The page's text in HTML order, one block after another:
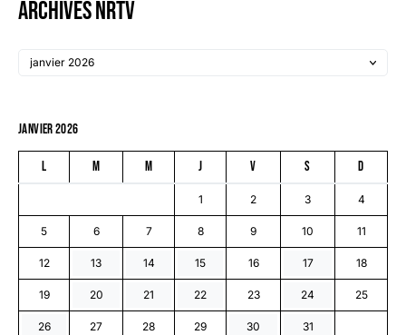
Archives NRTV
janvier 2026
L M M J V S D
1 2 3 4
5 6 7 8 9 10 11
12 13 14 15 16 17 18
19 20 21 22 23 24 25
26 27 28 29 30 31